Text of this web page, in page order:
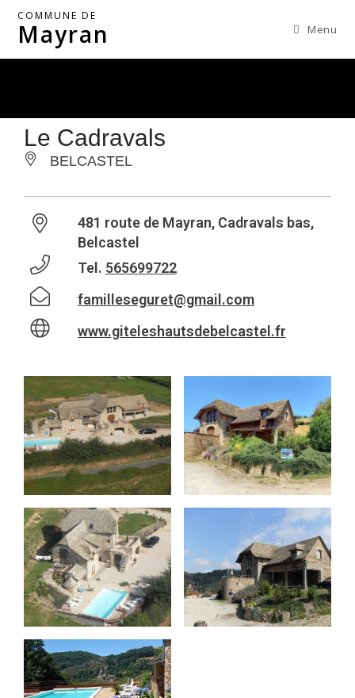
COMMUNE DE
Mayran Menu
Le Cadravals
BELCASTEL
481 route de Mayran, Cadravals bas,
Belcastel
Tel. 565699722
familleseguret@gmail.com
www.giteleshautsdebelcastel.fr